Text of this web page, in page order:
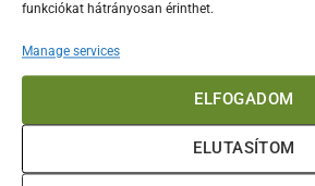
funkciókat hátrányosan érinthet.
Manage services
ELFOGADOM
ELUTASÍTOM
Ooni öntöttvas serpenyő